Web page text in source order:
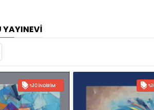
YAYINEVI
%10 İNDIRIM